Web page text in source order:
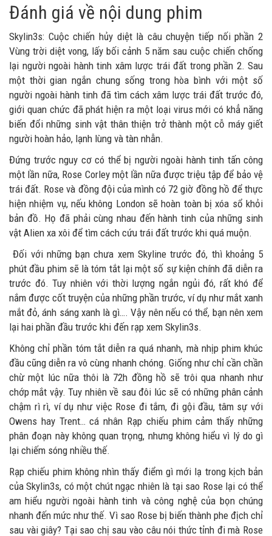
Đánh giá về nội dung phim
Skylin3s: Cuộc chiến hủy diệt là câu chuyện tiếp nối phần 2
Vùng trời diệt vong, lấy bối cảnh 5 năm sau cuộc chiến chống
lại người ngoài hành tinh xâm lược trái đất trong phần 2. Sau
một thời gian ngắn chung sống trong hòa bình với một số
người ngoài hành tinh đã tìm cách xâm lược trái đất trước đó,
giới quan chức đã phát hiện ra một loại virus mới có khẳ năng
biến đổi những sinh vật thân thiện trở thành một cỗ máy giết
người hoàn hảo, lạnh lùng và tàn nhẫn.
Đứng trước nguy cơ có thể bị người ngoài hành tinh tấn công
một lần nữa, Rose Corley một lần nữa được triệu tập để bảo vệ
trái đất. Rose và đồng đội của mình có 72 giờ đồng hồ để thực
hiện nhiệm vụ, nếu không London sẽ hoàn toàn bị xóa sổ khỏi
bản đồ. Họ đã phải cùng nhau đến hành tinh của những sinh
vật Alien xa xôi để tìm cách cứu trái đất trước khi quá muộn.
Đối với những bạn chưa xem Skyline trước đó, thì khoảng 5
phút đầu phim sẽ là tóm tắt lại một số sự kiện chính đã diễn ra
trước đó. Tuy nhiên với thời lượng ngắn ngủi đó, rất khó để
nắm được cốt truyện của những phần trước, ví dụ như mắt xanh
mắt đỏ, ánh sáng xanh là gì…. Vậy nên nếu có thể, bạn nên xem
lại hai phần đầu trước khi đến rạp xem Skylin3s.
Không chỉ phần tóm tắt diễn ra quá nhanh, mà nhịp phim khúc
đầu cũng diễn ra vô cùng nhanh chóng. Giống như chỉ cần chần
chừ một lúc nữa thôi là 72h đồng hồ sẽ trôi qua nhanh như
chớp mắt vậy. Tuy nhiên về sau đôi lúc sẽ có những phân cảnh
chậm rì rì, ví dụ như việc Rose đi tắm, đi gội đầu, tâm sự với
Owens hay Trent… cá nhân Rạp chiếu phim cảm thấy những
phân đoạn này không quan trọng, nhưng không hiểu vì lý do gì
lại chiếm sóng nhiều thế.
Rạp chiếu phim không nhìn thấy điểm gì mới lạ trong kịch bản
của Skylin3s, có một chút ngạc nhiên là tại sao Rose lại có thể
am hiểu người ngoài hành tinh và công nghệ của bọn chúng
nhanh đến mức như thế. Vì sao Rose bị biến thành phe địch chỉ
sau vài giây? Tại sao chị sau vào câu nói thức tỉnh đi mà Rose